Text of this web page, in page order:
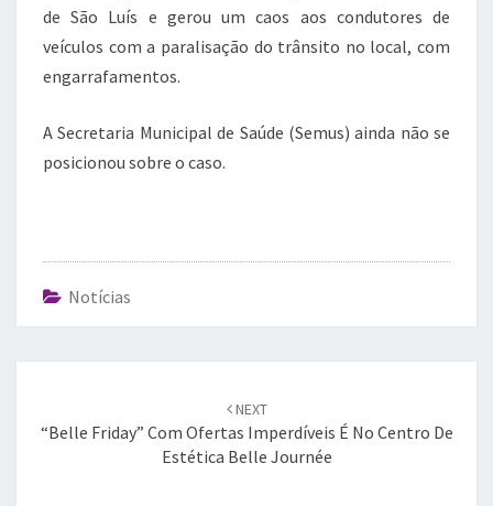
de São Luís e gerou um caos aos condutores de
veículos com a paralisação do trânsito no local, com
engarrafamentos.
A Secretaria Municipal de Saúde (Semus) ainda não se
posicionou sobre o caso.
Notícias
NEXT
“Belle Friday” Com Ofertas Imperdíveis É No Centro De
Estética Belle Journée